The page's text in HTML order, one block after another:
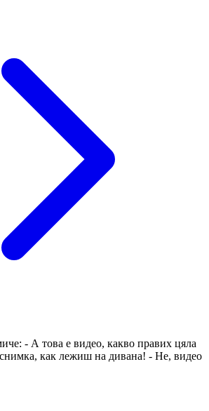
- А това е видео, какво правих цяла
как лежиш на дивана! - Не, видео